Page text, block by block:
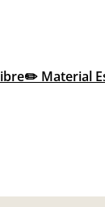
✏️ Material